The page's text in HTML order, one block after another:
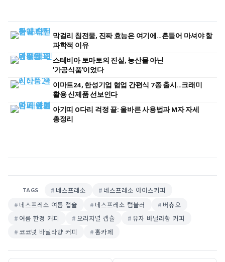
막걸리 침전물, 진짜 효능은 여기에…흔들어 마셔야 할
과학적 이유
스테비아 토마토의 진실, 농산물 아닌
'가공식품'이었다
이마트24, 한성기업 협업 간편식 7종 출시…크래미
활용 신제품 선보인다
아기띠 O다리 걱정 끝: 올바른 사용법과 M자 자세
총정리
TAGS 네스프레소
네스프레소 아이스커피
네스프레소 여름 캡슐
네스프레소 텀블러
버츄오
여름 한정 커피
오리지널 캡슐
유자 바닐라향 커피
코코넛 바닐라향 커피
홈카페